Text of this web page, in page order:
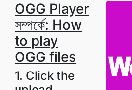
OGG Player
সম্পর্কে: How
to play
OGG files
1. Click the